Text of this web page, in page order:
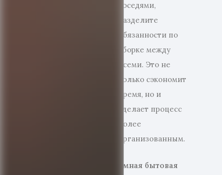
соседями,
разделите
обязанности по
уборке между
всеми. Это не
только сэкономит
время, но и
сделает процесс
более
организованным.
Умная бытовая